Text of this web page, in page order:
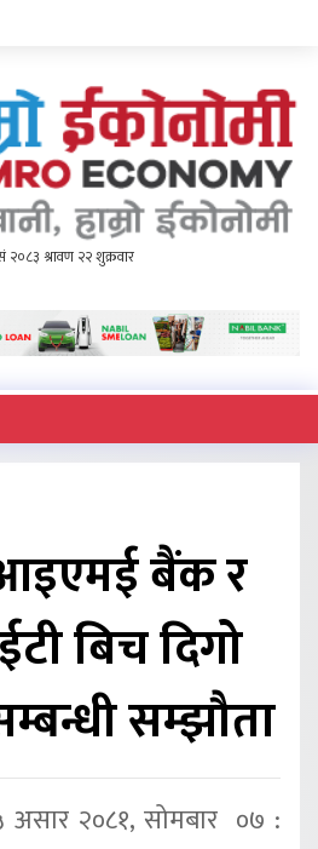
बैंक र
बिच दिगो
सम्झौता
असार २०८१, सोमबार ०७ :